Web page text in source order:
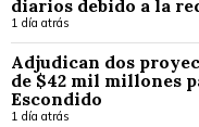
diarios debido a la
1 día atrás
Adjudican dos
de $42 mil millones
Escondido
1 día atrás